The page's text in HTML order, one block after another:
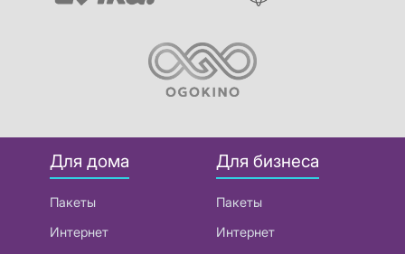
Для дома
Пакеты
Интернет
Для бизнеса
Пакеты
Интернет